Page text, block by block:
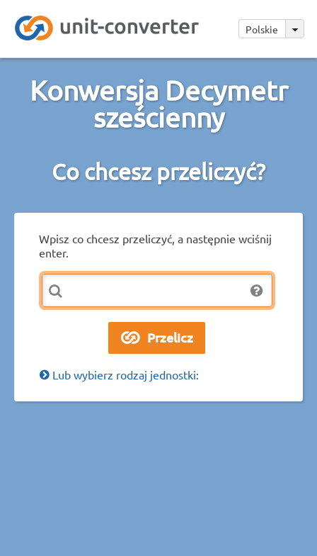
Polskie
Konwersja Decymetr
sześcienny
Co chcesz przeliczyć?
Wpisz co chcesz przeliczyć, a następnie wciśnij
enter.
Lub wybierz rodzaj jednostki: